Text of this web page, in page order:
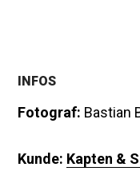
INFOS
Fotograf: Bastian
Kunde: Kapten &